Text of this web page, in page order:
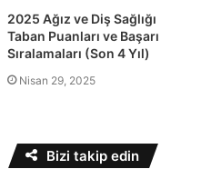
2025 Ağız ve Diş Sağlığı
Taban Puanları ve Başarı
Sıralamaları (Son 4 Yıl)
Nisan 29, 2025
Bizi takip edin